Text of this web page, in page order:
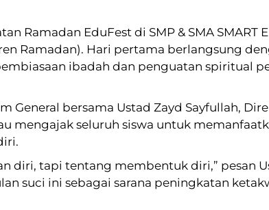
Ramadan EduFest di SMP & SMA SMART
Ramadan). Hari pertama berlangsung
ibadah dan penguatan spiritual
bersama Ustad Zayd Sayfullah,
mengajak seluruh siswa untuk
diri, tapi tentang membentuk diri,” pesan
suci ini sebagai sarana peningkatan